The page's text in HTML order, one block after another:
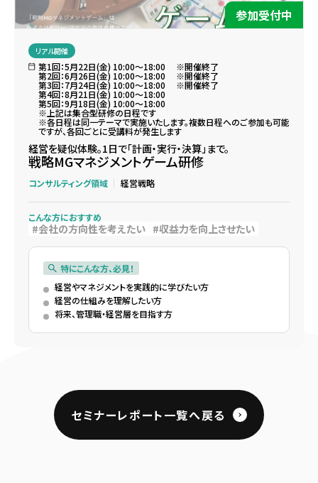
参加受付中
リアル開催
第1回：5月22日(金) 10:00～18:00 ※開催終了
第2回：6月26日(金) 10:00～18:00 ※開催終了
第3回：7月24日(金) 10:00～18:00 ※開催終了
第4回：8月21日(金) 10:00～18:00
第5回：9月18日(金) 10:00～18:00
※上記は集合型研修の日程です
※各日程は同一テーマで実施いたします。複数日程へのご参加も可能
ですが、各回ごとに受講料が発生します
経営を疑似体験。1日で「計画・実行・決算」まで。
戦略MGマネジメントゲーム研修
コンサルティング領域 経営戦略
こんな方におすすめ
会社の方向性を考えたい 収益力を向上させたい
特にこんな方、必見！
経営やマネジメントを実践的に学びたい方
経営の仕組みを理解したい方
将来、管理職・経営層を目指す方
セミナーレポート一覧へ戻る